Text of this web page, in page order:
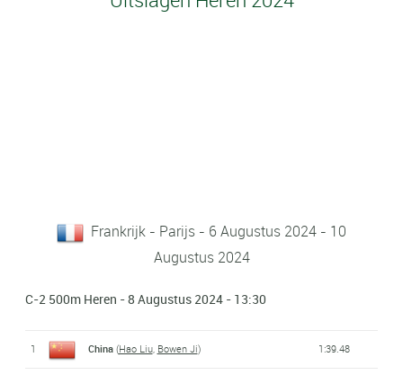
Frankrijk - Parijs - 6 Augustus 2024 - 10
Augustus 2024
C-2 500m Heren - 8 Augustus 2024 - 13:30
1 China(Hao Liu, Bowen Ji) 1:39.48